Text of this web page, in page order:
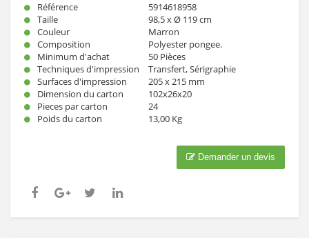
Référence
5914618958
Taille
98,5 x Ø 119 cm
Couleur
Marron
Composition
Polyester pongee.
Minimum d'achat
50 Pièces
Techniques d'impression
Transfert, Sérigraphie
Surfaces d'impression
205 x 215 mm
Dimension du carton
102x26x20
Pieces par carton
24
Poids du carton
13,00 Kg
Demander un devis